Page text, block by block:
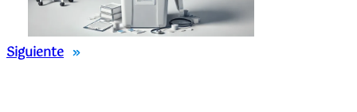
Siguiente »